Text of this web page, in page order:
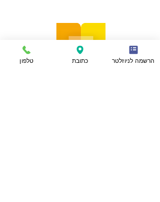
טלפון כתובת הרשמה לניוזלטר